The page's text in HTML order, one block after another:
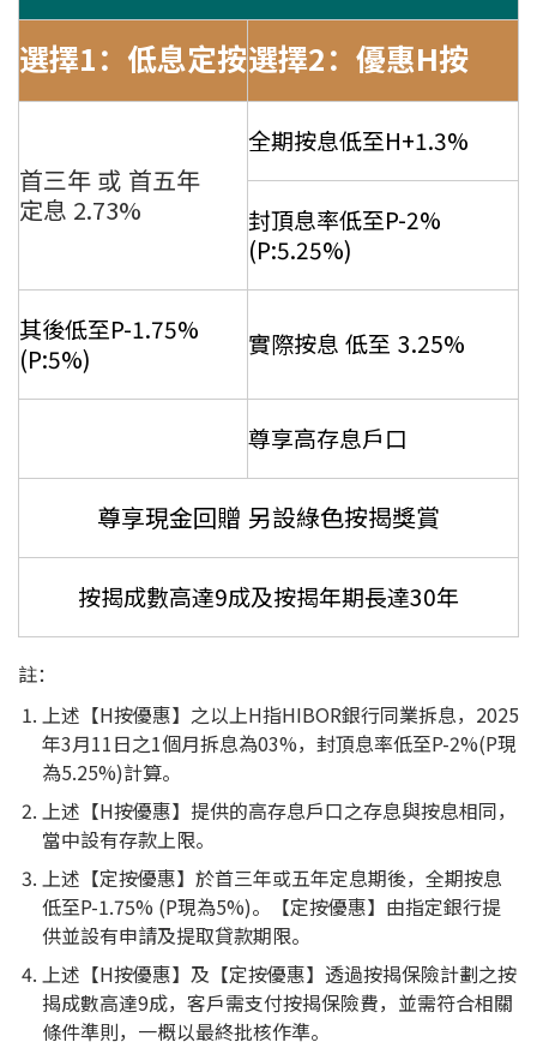
選擇1：低息定按選擇2：優惠H按
首三年 或 首五年
定息 2.73%
全期按息低至H+1.3%
封頂息率低至P-2%
(P:5.25%)
其後低至P-1.75%
(P:5%)
實際按息 低至 3.25%
尊享高存息戶口
尊享現金回贈 另設綠色按揭獎賞
按揭成數高達9成及按揭年期長達30年
註：
上述【H按優惠】之以上H指HIBOR銀行同業拆息，2025
年3月11日之1個月拆息為03%，封頂息率低至P-2%(P現
為5.25%)計算。
上述【H按優惠】提供的高存息戶口之存息與按息相同，
當中設有存款上限。
上述【定按優惠】於首三年或五年定息期後，全期按息
低至P-1.75% (P現為5%)。【定按優惠】由指定銀行提
供並設有申請及提取貸款期限。
上述【H按優惠】及【定按優惠】透過按揭保險計劃之按
揭成數高達9成，客戶需支付按揭保險費，並需符合相關
條件準則，一概以最終批核作準。